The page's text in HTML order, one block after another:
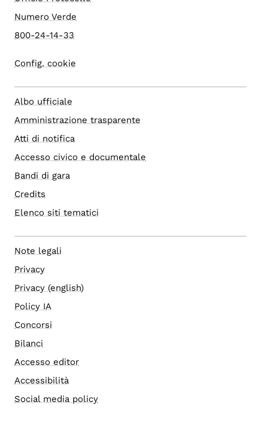
Numero Verde
800-24-14-33
Config. cookie
Albo ufficiale
Amministrazione trasparente
Atti di notifica
Accesso civico e documentale
Bandi di gara
Credits
Elenco siti tematici
Note legali
Privacy
Privacy (english)
Policy IA
Concorsi
Bilanci
Accesso editor
Accessibilità
Social media policy